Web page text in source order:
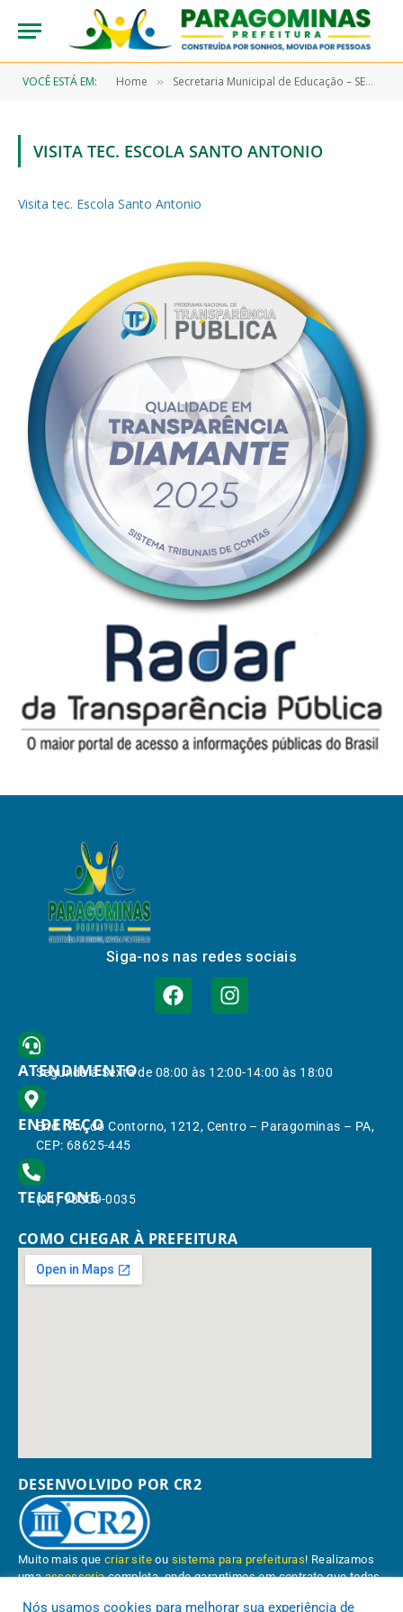
VOCÊ ESTÁ EM: Home » Secretaria Municipal de Educação – SEMEC
VISITA TEC. ESCOLA SANTO ANTONIO
Visita tec. Escola Santo Antonio
Siga-nos nas redes sociais
ATENDIMENTO
Segunda à Sexta de 08:00 às 12:00-14:00 às 18:00
ENDEREÇO
End.: Av. do Contorno, 1212, Centro – Paragominas – PA,
CEP: 68625-445
TELEFONE
(91) 98309-0035
COMO CHEGAR À PREFEITURA
DESENVOLVIDO POR CR2
Muito mais quecriar site ou sistema para prefeituras! Realizamos
umaassessoriacompleta, onde garantimos em contrato que todas
Nós usamos cookies para melhorar sua experiência de